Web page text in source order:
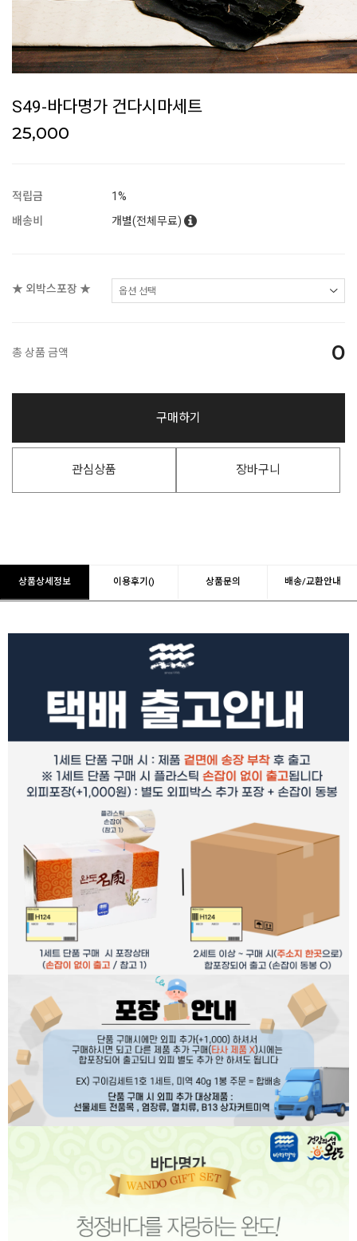
S49-바다명가 건다시마세트
25,000
적립금
1%
배송비
개별(전체무료)
★ 외박스포장 ★
총 상품 금액 0
구매하기
관심상품 장바구니
상품상세정보 이용후기() 상품문의 배송/교환안내